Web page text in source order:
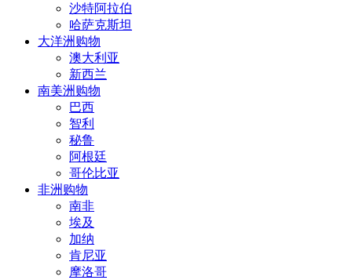
沙特阿拉伯
哈萨克斯坦
大洋洲购物
澳大利亚
新西兰
南美洲购物
巴西
智利
秘鲁
阿根廷
哥伦比亚
非洲购物
南非
埃及
加纳
肯尼亚
摩洛哥